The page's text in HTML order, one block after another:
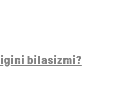
bilasizmi?